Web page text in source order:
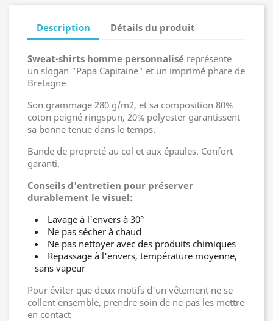
Description Détails du produit
Sweat-shirts homme personnalisé représente
un slogan "Papa Capitaine" et un imprimé phare de
Bretagne
Son grammage 280 g/m2, et sa composition 80%
coton peigné ringspun, 20% polyester garantissent
sa bonne tenue dans le temps.
Bande de propreté au col et aux épaules. Confort
garanti.
Conseils d'entretien pour préserver
durablement le visuel:
Lavage à l'envers à 30°
Ne pas sécher à chaud
Ne pas nettoyer avec des produits chimiques
Repassage à l'envers, température moyenne,
sans vapeur
Pour éviter que deux motifs d'un vêtement ne se
collent ensemble, prendre soin de ne pas les mettre
en contact